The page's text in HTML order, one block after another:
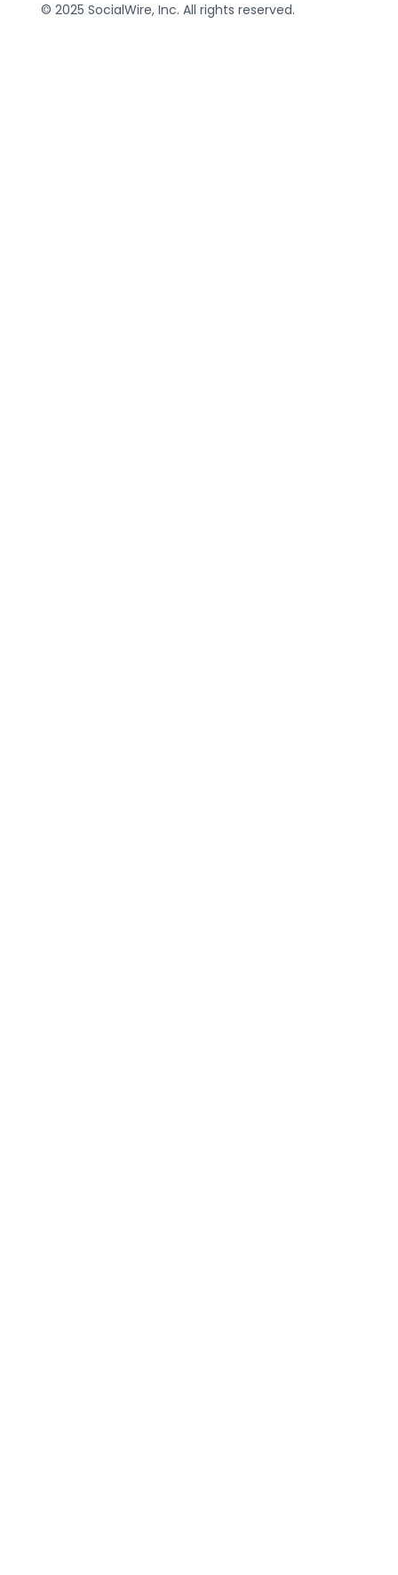
© 2025 SocialWire, Inc. All rights reserved.